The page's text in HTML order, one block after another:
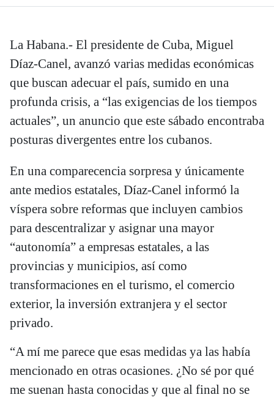
La Habana.- El presidente de Cuba, Miguel
Díaz-Canel, avanzó varias medidas económicas
que buscan adecuar el país, sumido en una
profunda crisis, a “las exigencias de los tiempos
actuales”, un anuncio que este sábado encontraba
posturas divergentes entre los cubanos.
En una comparecencia sorpresa y únicamente
ante medios estatales, Díaz-Canel informó la
víspera sobre reformas que incluyen cambios
para descentralizar y asignar una mayor
“autonomía” a empresas estatales, a las
provincias y municipios, así como
transformaciones en el turismo, el comercio
exterior, la inversión extranjera y el sector
privado.
“A mí me parece que esas medidas ya las había
mencionado en otras ocasiones. ¿No sé por qué
me suenan hasta conocidas y que al final no se